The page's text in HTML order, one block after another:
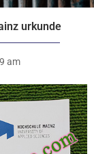
urkunde
am